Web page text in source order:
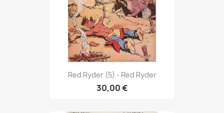
Red Ryder (5) - Red Ryder
30,00 €